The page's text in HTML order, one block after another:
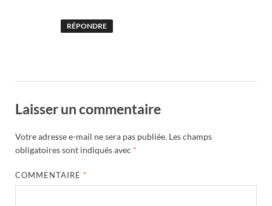
RÉPONDRE
Laisser un commentaire
Votre adresse e-mail ne sera pas publiée. Les champs
obligatoires sont indiqués avec *
COMMENTAIRE *